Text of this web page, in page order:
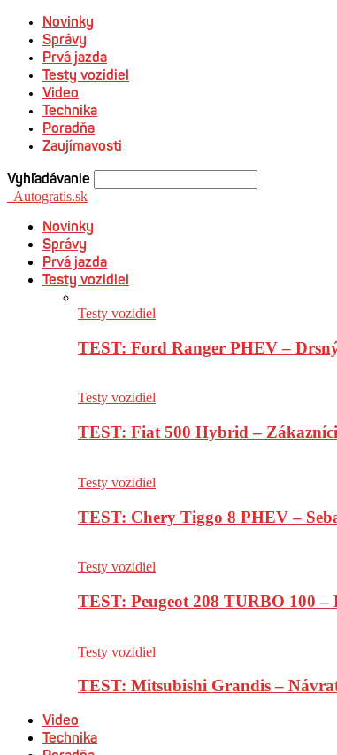
Novinky
Správy
Prvá jazda
Testy vozidiel
Video
Technika
Poradňa
Zaujímavosti
Vyhľadávanie
Autogratis.sk
Novinky
Správy
Prvá jazda
Testy vozidiel
Testy vozidiel
TEST: Ford Ranger PHEV –
Testy vozidiel
TEST: Fiat 500 Hybrid –
Testy vozidiel
TEST: Chery Tiggo 8 PHEV –
Testy vozidiel
TEST: Peugeot 208 TURBO 100
Testy vozidiel
TEST: Mitsubishi Grandis –
Video
Technika